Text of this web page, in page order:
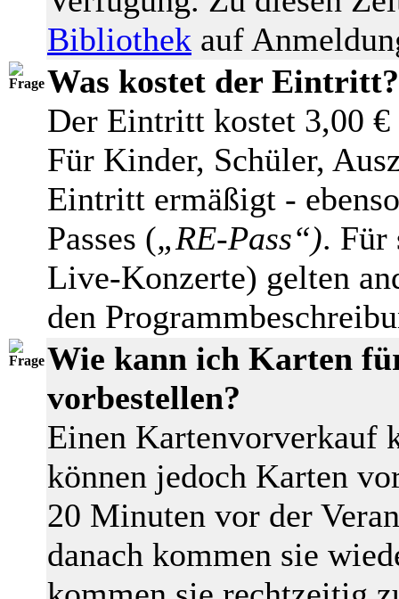
Bibliothek auf
Was kostet der Eintritt?
Der Eintritt kostet 3,00
Für Kinder, Schüler,
Eintritt ermäßigt -
Passes („RE-Pass“). Für
Live-Konzerte) gelten
den
Wie kann ich Karten
vorbestellen?
Einen Kartenvorverkauf
können jedoch Karten
20 Minuten vor der
danach kommen sie